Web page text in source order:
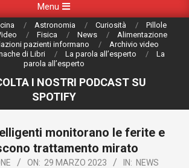
Menu
Astronomia Curiosità
Pillole
Fisica News
Alimentazione
pazienti informano
Archivio video
di Libri La parola all’esperto
La
parola all’esperto
I NOSTRI PODCAST SU
SPOTIFY
monitorano le ferite e
trattamento mirato
ON: 29 MARZO 2023 IN: NEWS